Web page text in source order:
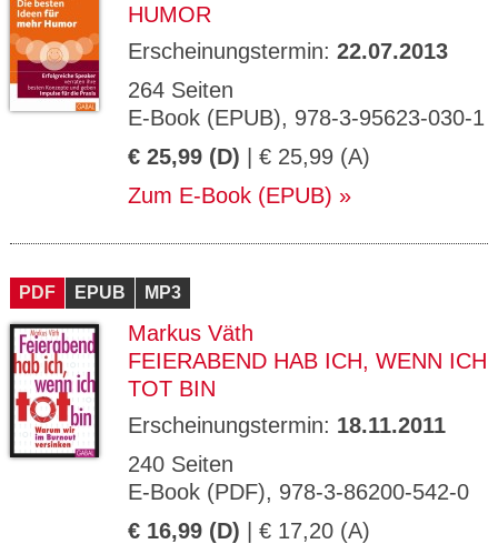
HUMOR
Erscheinungstermin: 22.07.2013
264 Seiten
E-Book (EPUB), 978-3-95623-030-1
€ 25,99 (D) | € 25,99 (A)
Zum E-Book (EPUB)
PDF EPUB MP3
Markus Väth
FEIERABEND HAB ICH, WENN ICH
TOT BIN
Erscheinungstermin: 18.11.2011
240 Seiten
E-Book (PDF), 978-3-86200-542-0
€ 16,99 (D) | € 17,20 (A)